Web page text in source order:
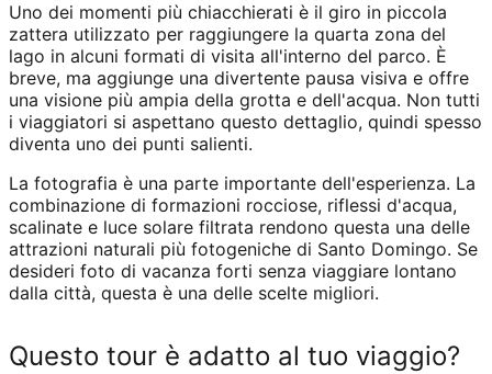
Uno dei momenti più chiacchierati è il giro in piccola
zattera utilizzato per raggiungere la quarta zona del
lago in alcuni formati di visita all'interno del parco. È
breve, ma aggiunge una divertente pausa visiva e offre
una visione più ampia della grotta e dell'acqua. Non tutti
i viaggiatori si aspettano questo dettaglio, quindi spesso
diventa uno dei punti salienti.
La fotografia è una parte importante dell'esperienza. La
combinazione di formazioni rocciose, riflessi d'acqua,
scalinate e luce solare filtrata rendono questa una delle
attrazioni naturali più fotogeniche di Santo Domingo. Se
desideri foto di vacanza forti senza viaggiare lontano
dalla città, questa è una delle scelte migliori.
Questo tour è adatto al tuo viaggio?